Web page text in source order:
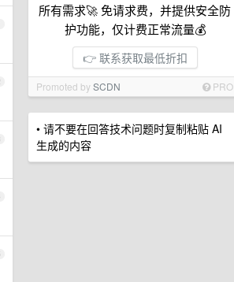
所有需求🚀 免请求费，并提供安全防
护功能，仅计费正常流量💰
👉 联系获取最低折扣
Promoted bySCDN PRO
• 请不要在回答技术问题时复制粘贴 AI
生成的内容